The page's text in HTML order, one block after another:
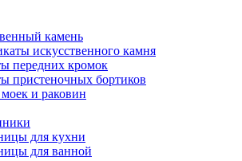
камень
искусственного камня
передних кромок
пристеночных бортиков
и раковин
для кухни
для ванной